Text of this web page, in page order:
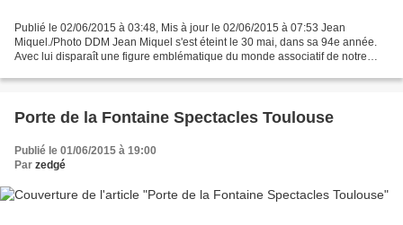
Publié le 02/06/2015 à 03:48, Mis à jour le 02/06/2015 à 07:53 Jean
Miquel./Photo DDM Jean Miquel s'est éteint le 30 mai, dans sa 94e année.
Avec lui disparaît une figure emblématique du monde associatif de notre
Porte de la Fontaine Spectacles Toulouse
Publié le 01/06/2015 à 19:00
Par zedgé